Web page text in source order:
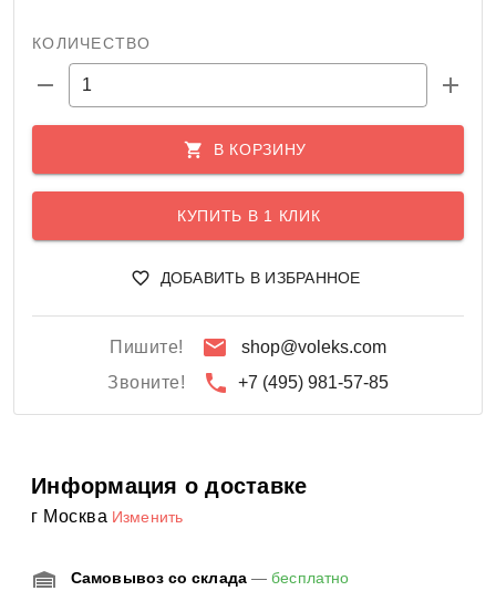
КОЛИЧЕСТВО
В КОРЗИНУ
КУПИТЬ В 1 КЛИК
ДОБАВИТЬ В ИЗБРАННОЕ
Пишите!
shop@voleks.com
Звоните!
+7 (495) 981-57-85
Информация о доставке
г Москва Изменить
Самовывоз со склада—бесплатно